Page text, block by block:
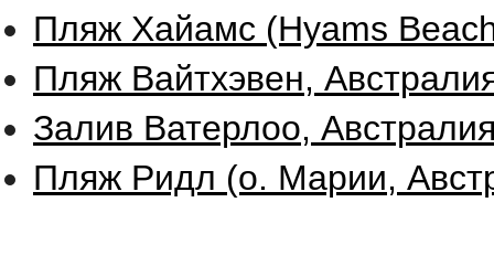
Пляж Хайамс (Hyams
Пляж Вайтхэвен,
Залив Ватерлоо,
Пляж Ридл (о. Марии,